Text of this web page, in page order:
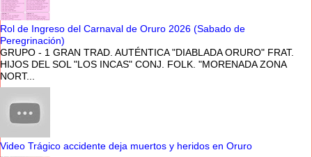
Rol de Ingreso del Carnaval de Oruro 2026 (Sabado de
Peregrinación)
GRUPO - 1 GRAN TRAD. AUTÉNTICA "DIABLADA ORURO" FRAT.
HIJOS DEL SOL "LOS INCAS" CONJ. FOLK. "MORENADA ZONA
NORT...
Video Trágico accidente deja muertos y heridos en Oruro